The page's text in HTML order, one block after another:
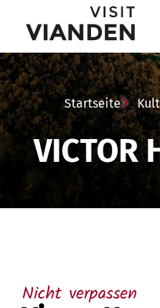
Victor
Hugo
HausStartseite
VICTOR
Nicht verpassen